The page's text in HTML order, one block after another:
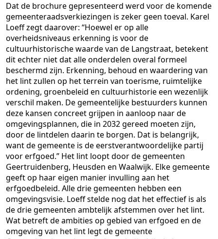
Dat de brochure gepresenteerd werd voor de komende
gemeenteraadsverkiezingen is zeker geen toeval. Karel
Loeff zegt daarover: “Hoewel er op alle
overheidsniveaus erkenning is voor de
cultuurhistorische waarde van de Langstraat, betekent
dit echter niet dat alle onderdelen overal formeel
beschermd zijn. Erkenning, behoud en waardering van
het lint zullen op het terrein van toerisme, ruimtelijke
ordening, groenbeleid en cultuurhistorie een wezenlijk
verschil maken. De gemeentelijke bestuurders kunnen
deze kansen concreet grijpen in aanloop naar de
omgevingsplannen, die in 2032 gereed moeten zijn,
door de lintdelen daarin te borgen. Dat is belangrijk,
want de gemeente is de eerstverantwoordelijke partij
voor erfgoed.” Het lint loopt door de gemeenten
Geertruidenberg, Heusden en Waalwijk. Elke gemeente
geeft op haar eigen manier invulling aan het
erfgoedbeleid. Alle drie gemeenten hebben een
omgevingsvisie. Loeff stelde nog dat het effectief is als
de drie gemeenten ambtelijk afstemmen over het lint.
Wat betreft de ambities op gebied van erfgoed en de
omgeving van het lint legt de gemeente